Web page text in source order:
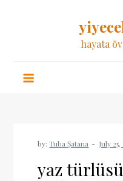
hayata
by:Tuba Şatana
yaz türlüsü